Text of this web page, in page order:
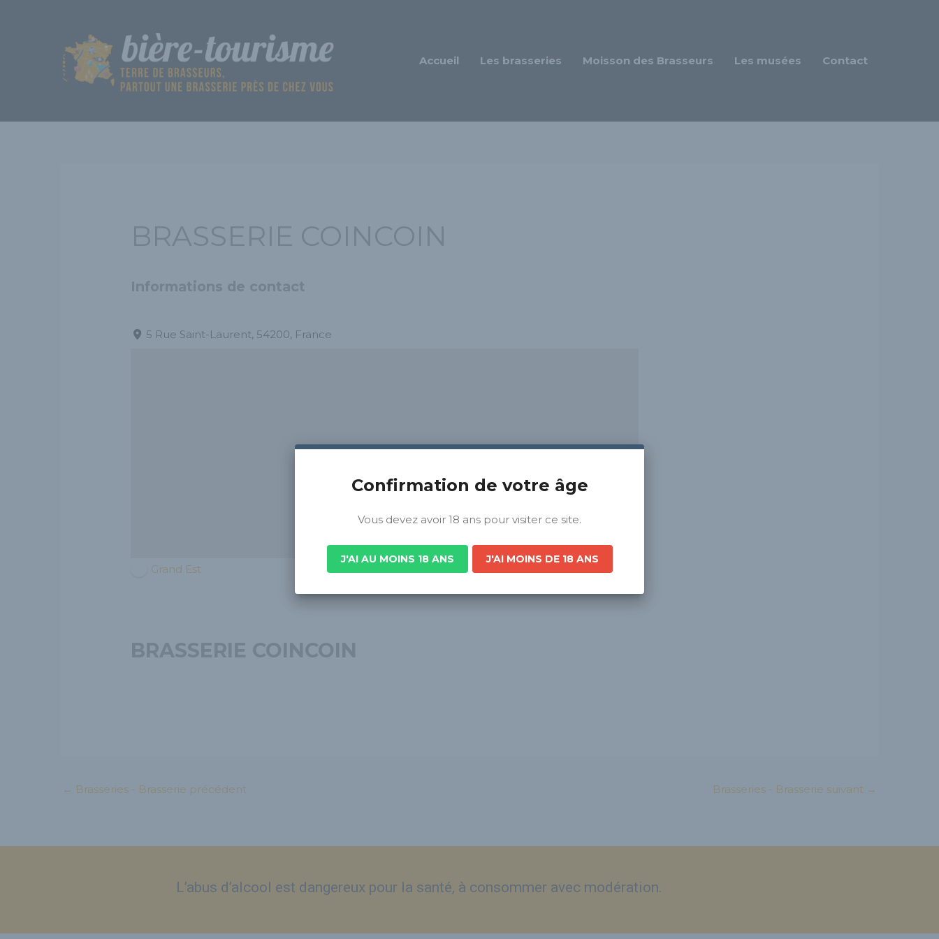
Accueil
Les brasseries Moisson des Brasseurs Les musées Contact
BRASSERIE COINCOIN
Informations de contact
5 Rue Saint-Laurent, 54200, France
Grand Est
BRASSERIE COINCOIN
← Brasseries - Brasserie précédent Brasseries - Brasserie suivant →
L’abus d’alcool est dangereux pour la santé, à consommer avec modération.
Confirmation de votre âge
Vous devez avoir 18 ans pour visiter ce site.
J'AI AU MOINS 18 ANS J'AI MOINS DE 18 ANS